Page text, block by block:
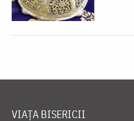
VIAȚA BISERICII